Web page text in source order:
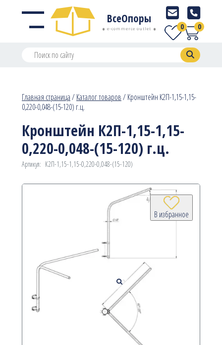
ВсеОпоры
e-commerce outlet 0
0
Главная страница/Каталог товаров/Кронштейн К2П-1,15-1,15-
0,220-0,048-(15-120) г.ц.
Кронштейн К2П-1,15-1,15-
0,220-0,048-(15-120) г.ц.
Артикул: К2П-1,15-1,15-0,220-0,048-(15-120)
В избранное